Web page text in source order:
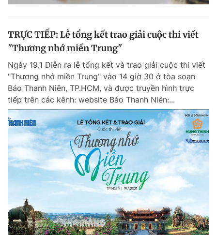
TRỰC TIẾP: Lễ tổng kết trao giải cuộc thi viết
"Thương nhớ miền Trung"
Ngày 19.1 Diễn ra lễ tổng kết và trao giải cuộc thi viết
"Thương nhớ miền Trung" vào 14 giờ 30 ở tòa soạn
Báo Thanh Niên, TP.HCM, và được truyền hình trực
tiếp trên các kênh: website Báo Thanh Niên:...